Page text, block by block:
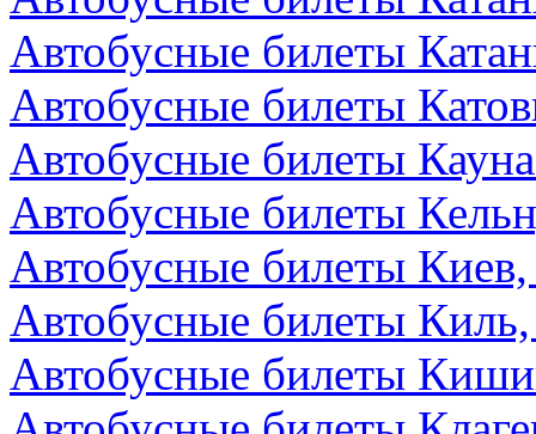
Автобусные билеты
Автобусные билеты
Автобусные билеты
Автобусные билеты
Автобусные билеты
Автобусные билеты
Автобусные билеты